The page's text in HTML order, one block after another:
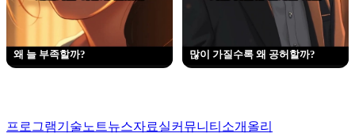
왜 늘 부족할까? 많이 가질수록 왜 공허할까?
프로그램기술노트뉴스자료실커뮤니티 소개 올리